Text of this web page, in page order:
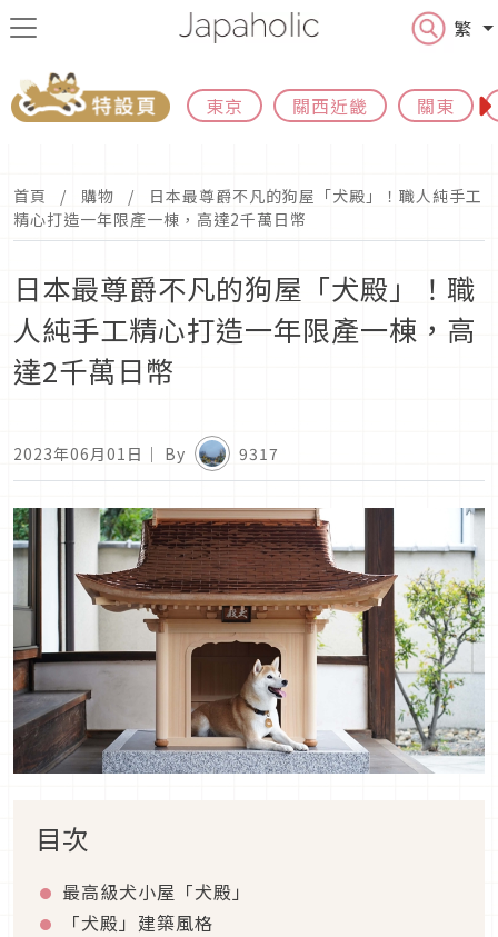
繁
東京 關西近畿 關東
首頁 購物
日本最尊爵不凡的狗屋「犬殿」！職人純手工
精心打造一年限產一棟，高達2千萬日幣
日本最尊爵不凡的狗屋「犬殿」！職
人純手工精心打造一年限產一棟，高
達2千萬日幣
2023年06月01日 ｜ By 9317
目次
最高級犬小屋「犬殿」
「犬殿」建築風格